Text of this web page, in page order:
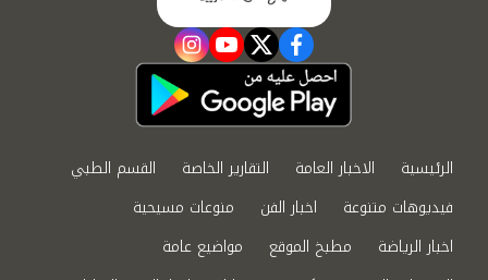
facebook
twitter
youtube
instagram
الرئيسية الاخبار العامة التقارير الخاصة
القسم الطبي
فيديوهات متنوعة
اخبار الفن
منوعات مسيحية
اخبار الرياضة
مطبخ الموقع
مواضيع عامة